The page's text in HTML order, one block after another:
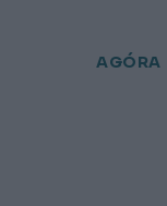
AGÓRA